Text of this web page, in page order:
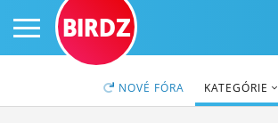
BIRDZ
NOVÉ FÓRA KATEGÓRIE